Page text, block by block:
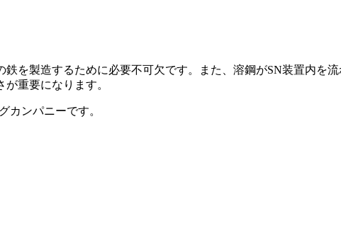
を製造するために必要不可欠です。また、溶鋼がSN装置内を
重要になります。
カンパニーです。